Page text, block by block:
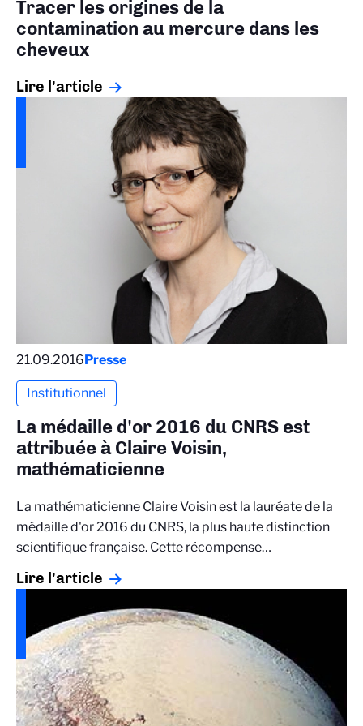
Tracer les origines de la
contamination au mercure dans les
cheveux
Lire l'article
21.09.2016Presse
Institutionnel
La médaille d'or 2016 du CNRS est
attribuée à Claire Voisin,
mathématicienne
La mathématicienne Claire Voisin est la lauréate de la
médaille d'or 2016 du CNRS, la plus haute distinction
scientifique française. Cette récompense…
Lire l'article